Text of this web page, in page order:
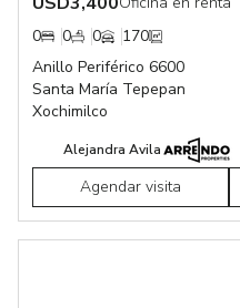
0
0 0
170
Anillo Periférico 6600
Santa María Tepepan
Xochimilco
Alejandra Avila
Agendar visita